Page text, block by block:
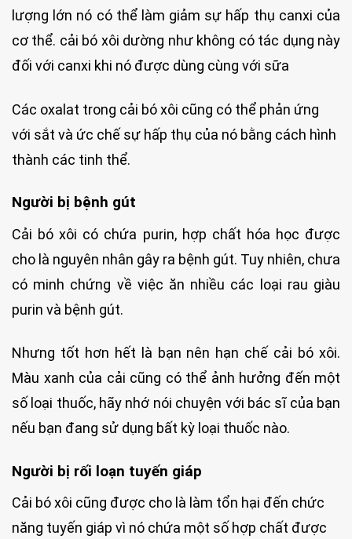
lượng lớn nó có thể làm giảm sự hấp thụ canxi của
cơ thể. cải bó xôi dường như không có tác dụng này
đối với canxi khi nó được dùng cùng với sữa
Các oxalat trong cải bó xôi cũng có thể phản ứng
với sắt và ức chế sự hấp thụ của nó bằng cách hình
thành các tinh thể.
Người bị bệnh gút
Cải bó xôi có chứa purin, hợp chất hóa học được
cho là nguyên nhân gây ra bệnh gút. Tuy nhiên, chưa
có minh chứng về việc ăn nhiều các loại rau giàu
purin và bệnh gút.
Nhưng tốt hơn hết là bạn nên hạn chế cải bó xôi.
Màu xanh của cải cũng có thể ảnh hưởng đến một
số loại thuốc, hãy nhớ nói chuyện với bác sĩ của bạn
nếu bạn đang sử dụng bất kỳ loại thuốc nào.
Người bị rối loạn tuyến giáp
Cải bó xôi cũng được cho là làm tổn hại đến chức
năng tuyến giáp vì nó chứa một số hợp chất được